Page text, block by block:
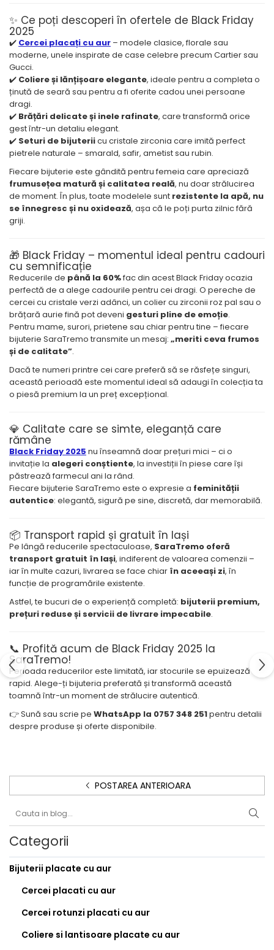
✨ Ce poți descoperi în ofertele de Black Friday
2025
✔️ Cercei placați cu aur – modele clasice, florale sau
moderne, unele inspirate de case celebre precum Cartier sau
Gucci.
✔️ Coliere și lănțișoare elegante, ideale pentru a completa o
ținută de seară sau pentru a fi oferite cadou unei persoane
dragi.
✔️ Brățări delicate și inele rafinate, care transformă orice
gest într-un detaliu elegant.
✔️ Seturi de bijuteriicu cristale zirconia care imită perfect
pietrele naturale – smarald, safir, ametist sau rubin.
Fiecare bijuterie este gândită pentru femeia care apreciază
frumusețea matură și calitatea reală, nu doar strălucirea
de moment. În plus, toate modelele sunt rezistente la apă, nu
se înnegresc și nu oxidează, așa că le poți purta zilnic fără
griji.
🎁 Black Friday – momentul ideal pentru cadouri
cu semnificație
Reducerile de până la 60%fac din acest Black Friday ocazia
perfectă de a alege cadourile pentru cei dragi. O pereche de
cercei cu cristale verzi adânci, un colier cu zirconii roz pal sau o
brățară aurie fină pot deveni gesturi pline de emoție.
Pentru mame, surori, prietene sau chiar pentru tine – fiecare
bijuterie SaraTremo transmite un mesaj: „meriti ceva frumos
și de calitate”.
Dacă te numeri printre cei care preferă să se răsfețe singuri,
această perioadă este momentul ideal să adaugi în colecția ta
o piesă premium la un preț excepțional.
💎 Calitate care se simte, eleganță care
rămâne
Black Friday 2025 nu înseamnă doar prețuri mici – ci o
invitație la alegeri conștiente, la investiții în piese care își
păstrează farmecul ani la rând.
Fiecare bijuterie SaraTremo este o expresie a feminității
autentice: elegantă, sigură pe sine, discretă, dar memorabilă.
📦 Transport rapid și gratuit în Iași
Pe lângă reducerile spectaculoase, SaraTremo oferă
transport gratuit în Iași, indiferent de valoarea comenzii –
iar în multe cazuri, livrarea se face chiar în aceeași zi, în
funcție de programările existente.
Astfel, te bucuri de o experiență completă: bijuterii premium,
prețuri reduse și servicii de livrare impecabile.
📞 Profită acum de Black Friday 2025 la
SaraTremo!
Perioada reducerilor este limitată, iar stocurile se epuizează
rapid. Alege-ți bijuteria preferată și transformă această
toamnă într-un moment de strălucire autentică.
👉 Sună sau scrie pe WhatsApp la 0757 348 251pentru detalii
despre produse și oferte disponibile.
POSTAREA ANTERIOARA
Categorii
Bijuterii placate cu aur
Cercei placati cu aur
Cercei rotunzi placati cu aur
Coliere si lantisoare placate cu aur